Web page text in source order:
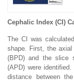
Cephalic Index (CI)
The CI was
shape. First, the
(BPD) and the slice
(APD) were
distance between